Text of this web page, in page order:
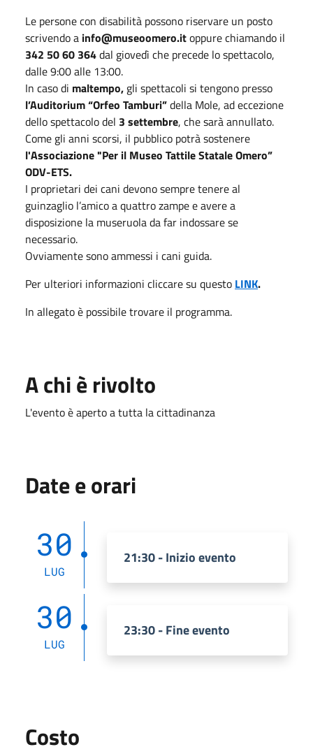
Le persone con disabilità possono riservare un posto
scrivendo a info@museoomero.itoppure chiamando il
342 50 60 364dal giovedì che precede lo spettacolo,
dalle 9:00 alle 13:00.
In caso di maltempo, gli spettacoli si tengono presso
l’Auditorium “Orfeo Tamburi”della Mole, ad eccezione
dello spettacolo del 3 settembre, che sarà annullato.
Come gli anni scorsi, il pubblico potrà sostenere
l'Associazione "Per il Museo Tattile Statale Omero”
ODV-ETS.
I proprietari dei cani devono sempre tenere al
guinzaglio l’amico a quattro zampe e avere a
disposizione la museruola da far indossare se
necessario.
Ovviamente sono ammessi i cani guida.
Per ulteriori informazioni cliccare su questo LINK.
In allegato è possibile trovare il programma.
A chi è rivolto
L'evento è aperto a tutta la cittadinanza
Date e orari
30
LUG
21:30 - Inizio evento
30
LUG
23:30 - Fine evento
Costo